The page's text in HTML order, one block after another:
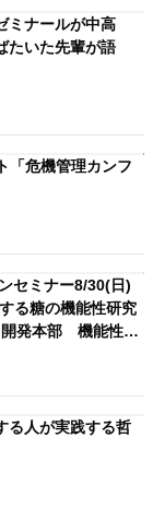
ミナールが中高
たいた先輩が語
「危機管理カンフ
セミナー8/30(日)
る糖の機能性研究
開発本部 機能性素
る人が実践する哲